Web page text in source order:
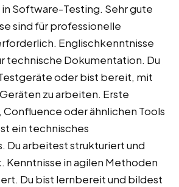
Software-Testing. Sehr gute
sind für professionelle
Englischkenntnisse
technische Dokumentation. Du
oder bist bereit, mit
zu arbeiten. Erste
Confluence oder ähnlichen Tools
ein technisches
Du arbeitest strukturiert und
Kenntnisse in agilen Methoden
Du bist lernbereit und bildest